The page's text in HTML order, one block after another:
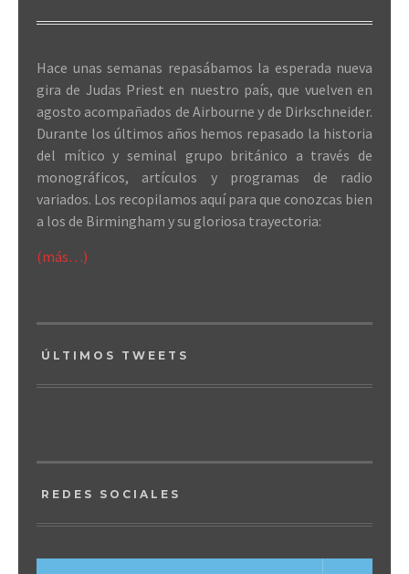
Hace unas semanas repasábamos la esperada nueva
gira de Judas Priest en nuestro país, que vuelven en
agosto acompañados de Airbourne y de Dirkschneider.
Durante los últimos años hemos repasado la historia
del mítico y seminal grupo británico a través de
monográficos, artículos y programas de radio
variados. Los recopilamos aquí para que conozcas bien
a los de Birmingham y su gloriosa trayectoria:
(más…)
ÚLTIMOS TWEETS
REDES SOCIALES